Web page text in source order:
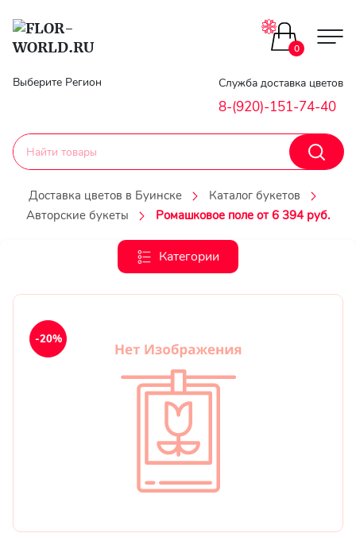
Главная
Гарантии
Доставка
Оплата
Выберите Регион Служба доставка цветов
8-(920)-151-74-40
0
Доставка цветов в Буинске
Каталог букетов
Авторские букеты
Ромашковое поле от 6 394 руб.
Категории
Цветы поштучно
Букеты до 2500
Каталог букетов
Корзины с цветами
Авторские букеты
Букеты из роз
Цветы любимой
-20%